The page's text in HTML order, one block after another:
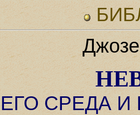
ЕГО СРЕДА